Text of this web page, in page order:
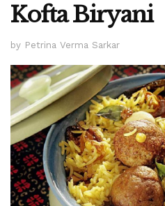
Kofta Biryani
by Petrina Verma Sarkar